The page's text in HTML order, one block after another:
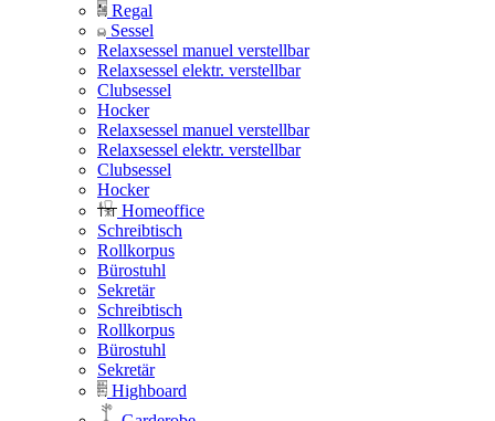
Regal
Sessel
Relaxsessel manuel verstellbar
Relaxsessel elektr. verstellbar
Clubsessel
Hocker
Relaxsessel manuel verstellbar
Relaxsessel elektr. verstellbar
Clubsessel
Hocker
Homeoffice
Schreibtisch
Rollkorpus
Bürostuhl
Sekretär
Schreibtisch
Rollkorpus
Bürostuhl
Sekretär
Highboard